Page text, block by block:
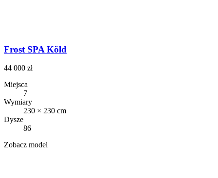
Frost SPA Köld
44 000 zł
Miejsca
7
Wymiary
230 × 230 cm
Dysze
86
Zobacz model